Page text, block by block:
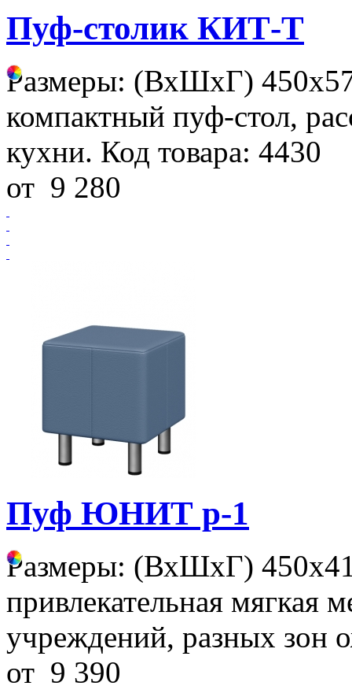
Пуф-столик КИТ-Т
Размеры: (ВхШхГ)
компактный пуф-стол,
кухни. Код товара: 4430
от 9 280
Пуф ЮНИТ p-1
Размеры: (ВхШхГ)
привлекательная мягкая
учреждений, разных зон
от 9 390